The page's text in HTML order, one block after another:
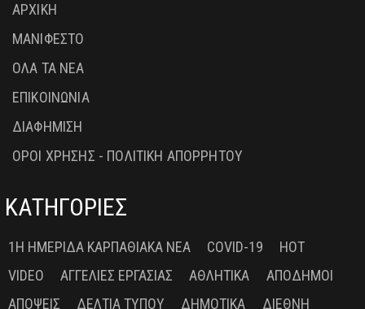
ΑΡΧΙΚΗ
ΜΑΝΙΦΕΣΤΟ
ΟΛΑ ΤΑ ΝΕΑ
ΕΠΙΚΟΙΝΩΝΙΑ
ΔΙΑΦΗΜΙΣΗ
ΟΡΟΙ ΧΡΗΣΗΣ - ΠΟΛΙΤΙΚΗ ΑΠΟΡΡΗΤΟΥ
ΚΑΤΗΓΟΡΙΕΣ
1Η ΗΜΕΡΊΔΑ ΚΑΡΠΑΘΙΑΚΆ ΝΈΑ COVID-19
HOT
VIDEO
ΑΓΓΕΛΊΕΣ ΕΡΓΑΣΊΑΣ ΑΘΛΗΤΙΚΆ
ΑΠΌΔΗΜΟΙ
ΑΠΌΨΕΙΣ
ΔΕΛΤΊΑ ΤΎΠΟΥ ΔΗΜΟΤΙΚΆ
ΔΙΕΘΝΉ